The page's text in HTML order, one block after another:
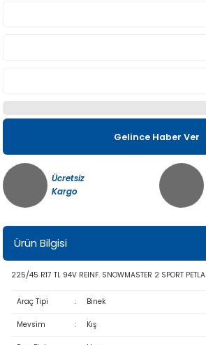
Gelince Haber Ver
Ücretsiz
Kargo
Ürün Bilgisi
225/45 R17 TL 94V REINF. SNOWMASTER 2 SPORT
Araç Tipi : Binek
Mevsim : Kış